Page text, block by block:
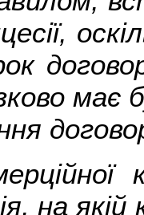
має
на якій